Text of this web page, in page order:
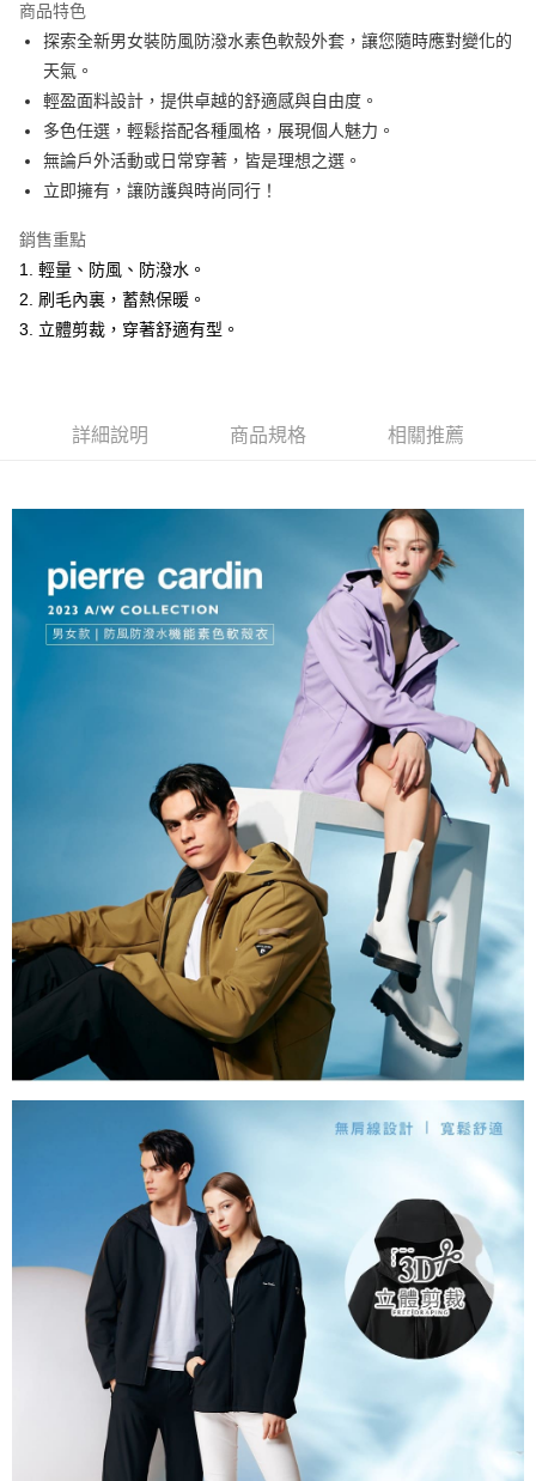
Apple Pay
悠遊付
Google Pay
ATM付款
全家取貨付款
每筆NT$60，滿NT$1,200(含以上)免運費
付款後全家取貨
7-11取貨付款
每筆NT$60，滿NT$1,200(含以上)免運費
付款後7-11取貨
每筆NT$60，滿NT$1,200(含以上)免運費
每筆NT$80，滿NT$1,200(含以上)免運費
每筆NT$80，滿NT$1,200(含以上)免運費
商品特色
探索全新男女裝防風防潑水素色軟殼外套，讓您隨時應對變化的
天氣。
輕盈面料設計，提供卓越的舒適感與自由度。
多色任選，輕鬆搭配各種風格，展現個人魅力。
無論戶外活動或日常穿著，皆是理想之選。
立即擁有，讓防護與時尚同行！
銷售重點
1. 輕量、防風、防潑水。
2. 刷毛內裏，蓄熱保暖。
3. 立體剪裁，穿著舒適有型。
詳細說明 商品規格 相關推薦